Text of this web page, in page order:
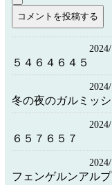
５４６４６４５
冬の夜のガルミッ
６５７６５７
フェンゲルンアル